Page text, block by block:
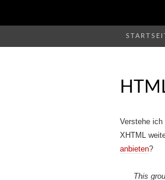
Verstehe ich
XHTML
anbieten?
This